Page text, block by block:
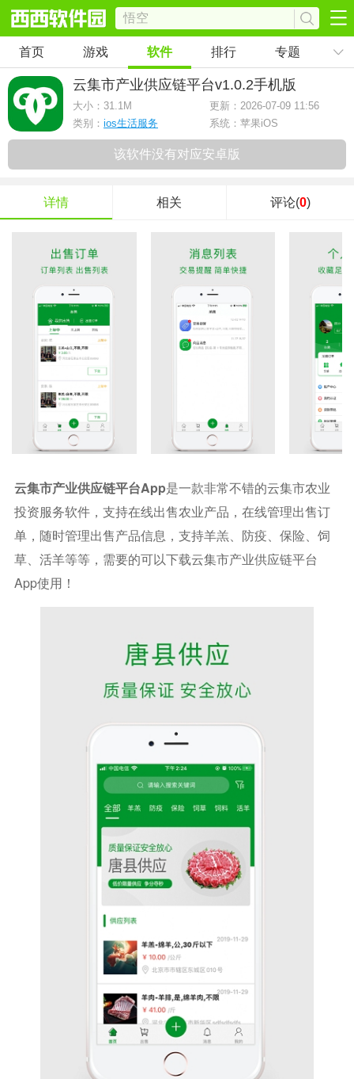
首页 游戏 软件 排行 专题
云集市产业供应链平台v1.0.2手机版
大小： 31.1M
更新：2026-07-09 11:56
类别： ios生活服务 系统：苹果iOS
该软件没有对应安卓版
详情 相关 评论(0)
云集市产业供应链平台app是一款非常不错的云集市农业
投资服务软件，支持在线出售农业产品，在线管理出售订
单，随时管理出售产品信息，支持羊羔、防疫、保险、饲
草、活羊等等，需要的可以下载云集市产业供应链平台
App使用！